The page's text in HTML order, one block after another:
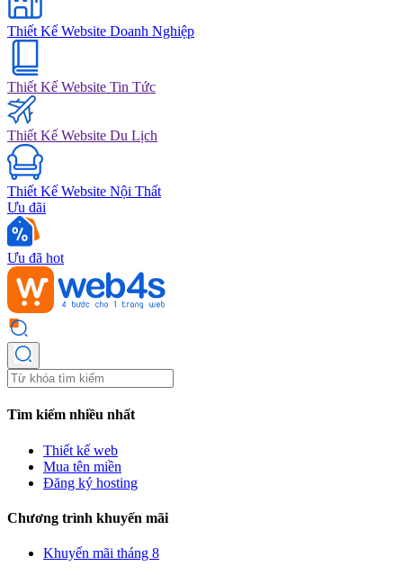
Thiết Kế Website Doanh Nghiệp
Thiết Kế Website Tin Tức
Thiết Kế Website Du Lịch
Thiết Kế Website Nội Thất
Ưu đãi
Ưu đã hot
Tìm kiếm nhiều nhất
Thiết kế web
Mua tên miền
Đăng ký hosting
Chương trình khuyến mãi
Khuyến mãi tháng 8